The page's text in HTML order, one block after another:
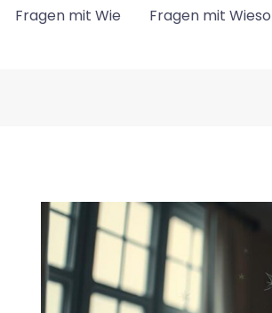
Fragen mit Wie Fragen mit Wieso